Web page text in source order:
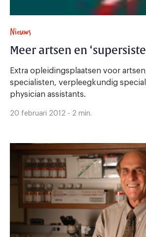
Nieuws
Meer artsen en
Extra opleidingsplaatsen voor
specialisten, verpleegkundig
physician assistants.
20 februari 2012 - 2 min.